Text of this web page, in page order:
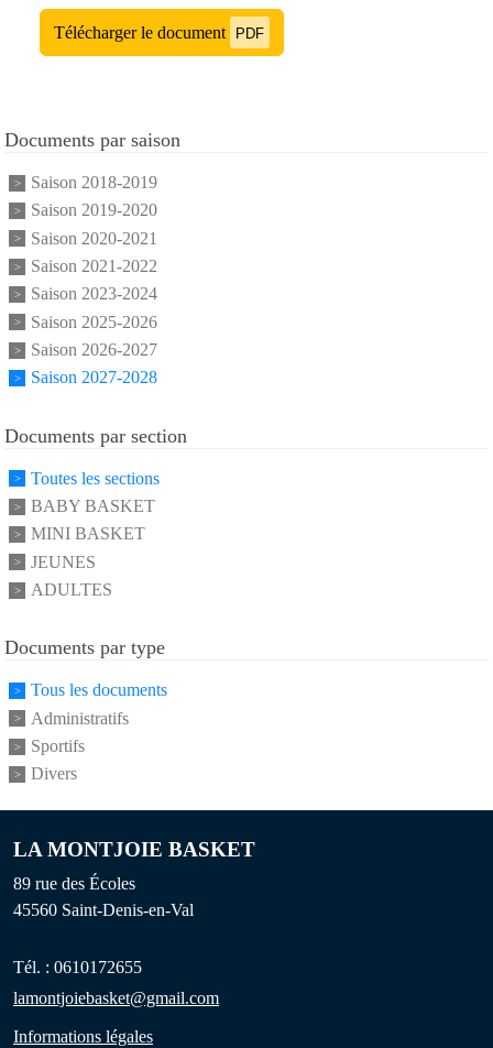
Télécharger le document PDF
Documents par saison
Saison 2018-2019
Saison 2019-2020
Saison 2020-2021
Saison 2021-2022
Saison 2023-2024
Saison 2025-2026
Saison 2026-2027
Saison 2027-2028
Documents par section
Toutes les sections
BABY BASKET
MINI BASKET
JEUNES
ADULTES
Documents par type
Tous les documents
Administratifs
Sportifs
Divers
LA MONTJOIE BASKET
89 rue des Écoles
45560 Saint-Denis-en-Val
Tél. : 0610172655
lamontjoiebasket@gmail.com
Informations légales